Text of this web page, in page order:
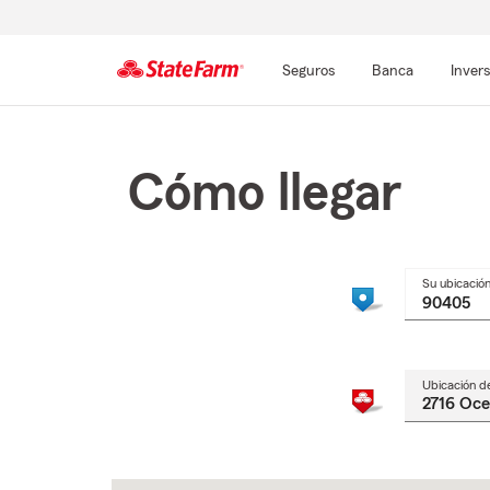
Seguros Banca
Cómo llegar
Su ubicación
Ubicación